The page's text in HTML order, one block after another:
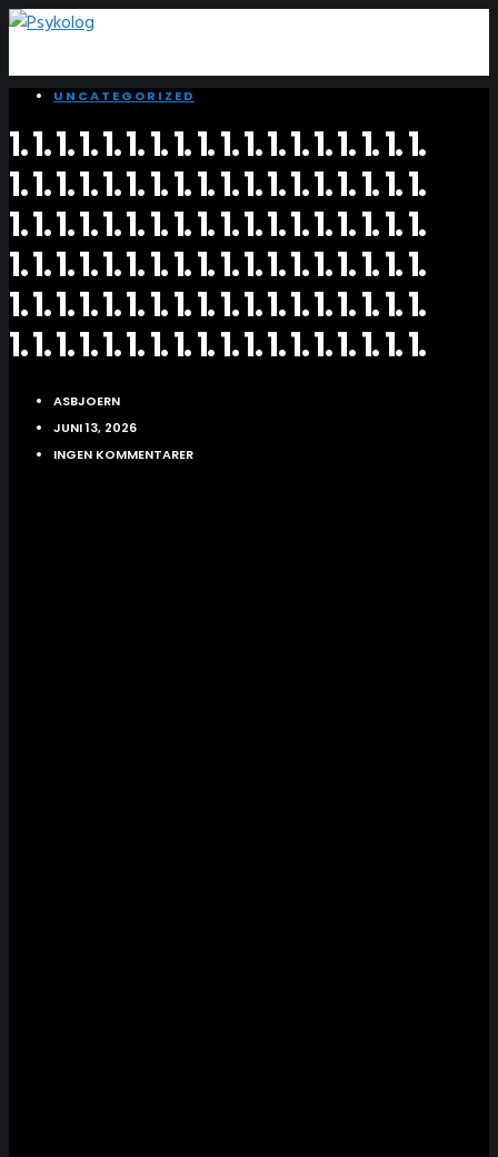
UNCATEGORIZED
1. 1. 1. 1. 1. 1. 1. 1. 1. 1. 1. 1. 1. 1. 1. 1. 1. 1.
1. 1. 1. 1. 1. 1. 1. 1. 1. 1. 1. 1. 1. 1. 1. 1. 1. 1.
1. 1. 1. 1. 1. 1. 1. 1. 1. 1. 1. 1. 1. 1. 1. 1. 1. 1.
1. 1. 1. 1. 1. 1. 1. 1. 1. 1. 1. 1. 1. 1. 1. 1. 1. 1.
1. 1. 1. 1. 1. 1. 1. 1. 1. 1. 1. 1. 1. 1. 1. 1. 1. 1.
1. 1. 1. 1. 1. 1. 1. 1. 1. 1. 1. 1. 1. 1. 1. 1. 1. 1.
ASBJOERN
JUNI 13, 2026
INGEN KOMMENTARER